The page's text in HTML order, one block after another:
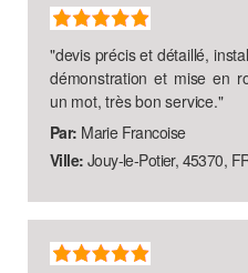
"devis précis et détaillé,
démonstration et mise en
un mot, très bon service."
Par: Marie Francoise
Ville: Jouy-le-Potier, 45370,